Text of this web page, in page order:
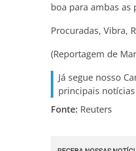
boa para ambas as
Procuradas, Vibra,
(Reportagem de
Já segue nosso
principais
Fonte: Reuters